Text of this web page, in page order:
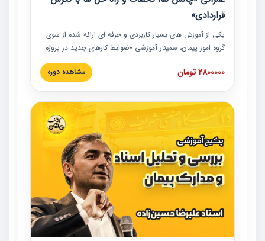
قراردادی»
یکی از آموزش‏‏‏‏‏‏ های بسیار کاربردی و حرفه‏ ای ارائه شده از سوی
گروه امور پیمان، سمینار آموزشی «ضوابط کارهای جدید در پروژه
های عمرانی» چالش ها، تخلفات و راه حل ها با نگرش قراردادی
است که در محل سندیکای شرکت های ساختمانی کشور ارائه شد.
مدارک پیمان به همراه تجربیات عملی ارائه شده است.
2800000 تومان مشاهده دوره